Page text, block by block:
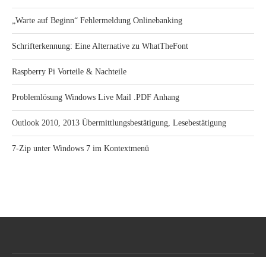
„Warte auf Beginn“ Fehlermeldung Onlinebanking
Schrifterkennung: Eine Alternative zu WhatTheFont
Raspberry Pi Vorteile & Nachteile
Problemlösung Windows Live Mail .PDF Anhang
Outlook 2010, 2013 Übermittlungsbestätigung, Lesebestätigung
7-Zip unter Windows 7 im Kontextmenü